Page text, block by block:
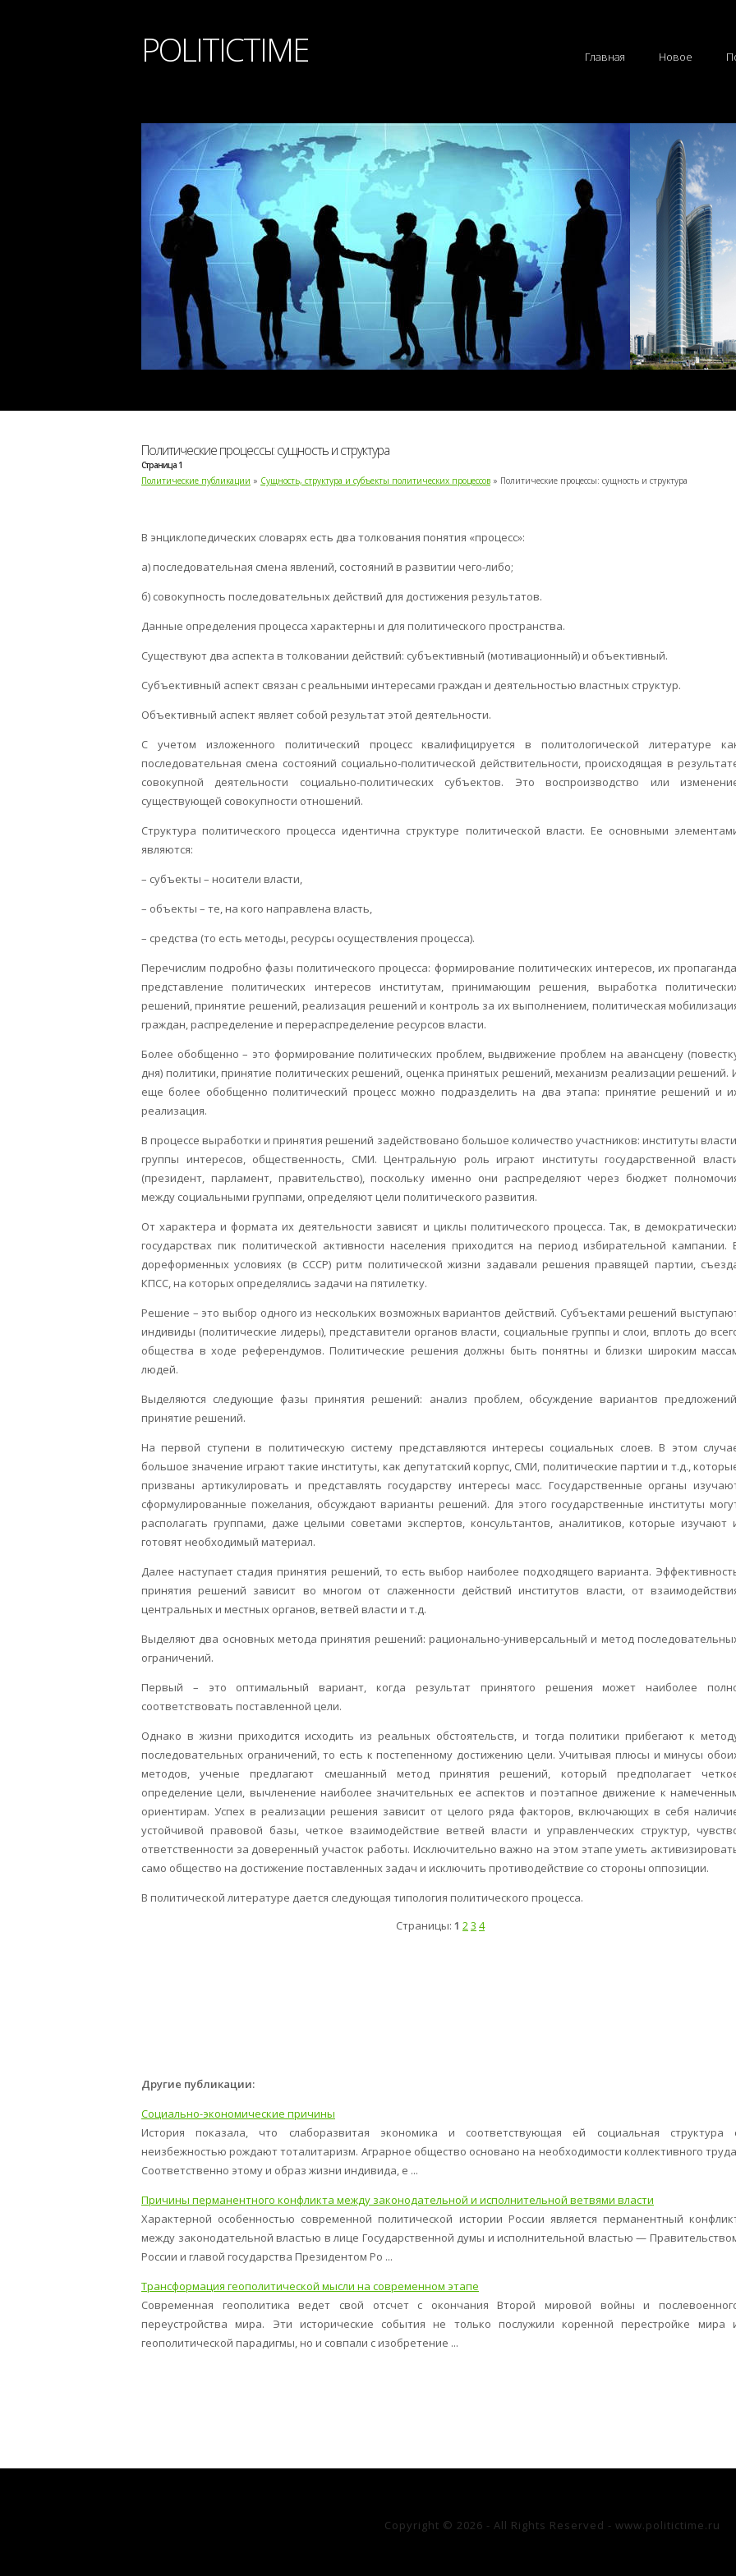
POLITICTIME Главная Новое
Политические процессы: сущность и структура
Страница 1
Политические публикации » Сущность, структура и субъекты политических процессов » Политические процессы: сущность и структура
В энциклопедических словарях есть два толкования понятия «процесс»:
а) последовательная смена явлений, состояний в развитии чего-либо;
б) совокупность последовательных действий для достижения результатов.
Данные определения процесса характерны и для политического пространства.
Существуют два аспекта в толковании действий: субъективный (мотивационный) и объективный.
Субъективный аспект связан с реальными интересами граждан и деятельностью властных структур.
Объективный аспект являет собой результат этой деятельности.
С учетом изложенного политический процесс квалифицируется в политологической литературе
последовательная смена состояний социально-политической действительности, происходящая в
совокупной деятельности социально-политических субъектов. Это воспроизводство или
существующей совокупности отношений.
Структура политического процесса идентична структуре политической власти. Ее основными
являются:
– субъекты – носители власти,
– объекты – те, на кого направлена власть,
– средства (то есть методы, ресурсы осуществления процесса).
Перечислим подробно фазы политического процесса: формирование политических интересов, их
представление политических интересов институтам, принимающим решения, выработка
решений, принятие решений, реализация решений и контроль за их выполнением, политическая
граждан, распределение и перераспределение ресурсов власти.
Более обобщенно – это формирование политических проблем, выдвижение проблем на авансцену
дня) политики, принятие политических решений, оценка принятых решений, механизм реализации решений.
еще более обобщенно политический процесс можно подразделить на два этапа: принятие решений и
реализация.
В процессе выработки и принятия решений задействовано большое количество участников: институты
группы интересов, общественность, СМИ. Центральную роль играют институты государственной
(президент, парламент, правительство), поскольку именно они распределяют через бюджет
между социальными группами, определяют цели политического развития.
От характера и формата их деятельности зависят и циклы политического процесса. Так, в
государствах пик политической активности населения приходится на период избирательной кампании.
дореформенных условиях (в СССР) ритм политической жизни задавали решения правящей партии,
КПСС, на которых определялись задачи на пятилетку.
Решение – это выбор одного из нескольких возможных вариантов действий. Субъектами решений
индивиды (политические лидеры), представители органов власти, социальные группы и слои, вплоть до
общества в ходе референдумов. Политические решения должны быть понятны и близки широким
людей.
Выделяются следующие фазы принятия решений: анализ проблем, обсуждение вариантов
принятие решений.
На первой ступени в политическую систему представляются интересы социальных слоев. В этом
большое значение играют такие институты, как депутатский корпус, СМИ, политические партии и т.д.,
призваны артикулировать и представлять государству интересы масс. Государственные органы
сформулированные пожелания, обсуждают варианты решений. Для этого государственные институты
располагать группами, даже целыми советами экспертов, консультантов, аналитиков, которые изучают
готовят необходимый материал.
Далее наступает стадия принятия решений, то есть выбор наиболее подходящего варианта.
принятия решений зависит во многом от слаженности действий институтов власти, от
центральных и местных органов, ветвей власти и т.д.
Выделяют два основных метода принятия решений: рационально-универсальный и метод
ограничений.
Первый – это оптимальный вариант, когда результат принятого решения может наиболее
соответствовать поставленной цели.
Однако в жизни приходится исходить из реальных обстоятельств, и тогда политики прибегают к
последовательных ограничений, то есть к постепенному достижению цели. Учитывая плюсы и минусы
методов, ученые предлагают смешанный метод принятия решений, который предполагает
определение цели, вычленение наиболее значительных ее аспектов и поэтапное движение к
ориентирам. Успех в реализации решения зависит от целого ряда факторов, включающих в себя
устойчивой правовой базы, четкое взаимодействие ветвей власти и управленческих структур,
ответственности за доверенный участок работы. Исключительно важно на этом этапе уметь
само общество на достижение поставленных задач и исключить противодействие со стороны оппозиции.
В политической литературе дается следующая типология политического процесса.
Страницы: 1 23 4
Другие публикации:
Социально-экономические причины
История показала, что слаборазвитая экономика и соответствующая ей социальная структура
неизбежностью рождают тоталитаризм. Аграрное общество основано на необходимости коллективного
Соответственно этому и образ жизни индивида, е ...
Причины перманентного конфликта между законодательной и исполнительной ветвями власти
Характерной особенностью современной политической истории России является перманентный
между законодательной властью в лице Государственной думы и исполнительной властью —
России и главой государства Президентом Ро ...
Трансформация геополитической мысли на современном этапе
Современная геополитика ведет свой отсчет с окончания Второй мировой войны и
переустройства мира. Эти исторические события не только послужили коренной перестройке мира
геополитической парадигмы, но и совпали с изобретение ...
Copyright © 2026 - All Rights Reserved - www.politictime.ru